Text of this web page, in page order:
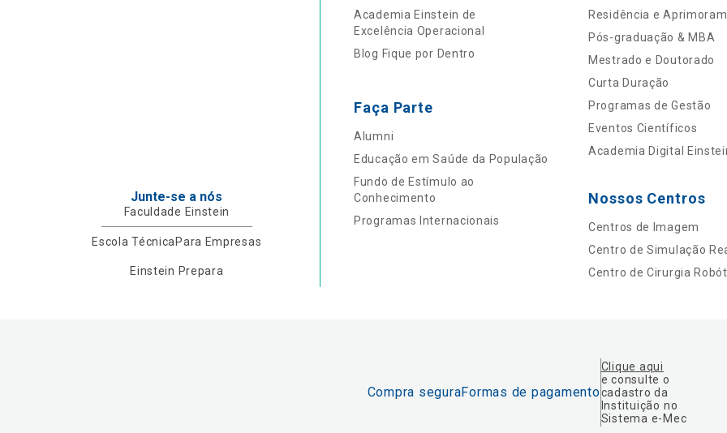
Junte-se a nós
Faculdade Einstein
Escola TécnicaPara Empresas
Einstein Prepara
Academia Einstein de
Excelência Operacional
Blog Fique por Dentro
Faça Parte
Alumni
Educação em Saúde da População
Fundo de Estímulo ao
Conhecimento
Programas Internacionais
Residência e
Pós-graduação & MBA
Mestrado e Doutorado
Curta Duração
Programas de Gestão
Eventos Científicos
Academia Digital
Nossos Centros
Centros de Imagem
Centro de Simulação
Centro de Cirurgia
Compra seguraFormas de pagamento
Clique aqui
e consulte o
cadastro da
Instituição no
Sistema e-Mec